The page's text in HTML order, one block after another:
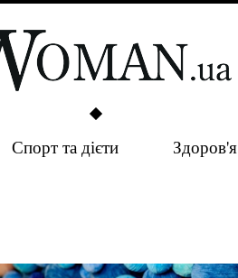
Спорт та дієти Здоров'я